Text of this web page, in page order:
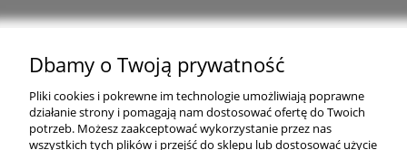
Natural Home Decor | E-mail: sklep at naturalhomedecor.pl | Tel.:
507 707 299
| NIP: 7971800592 | REGON: 381429127
Copyright © 2026 - Naturalhomedecor.pl
Dbamy o Twoją prywatność
Pliki cookies i pokrewne im technologie umożliwiają poprawne
działanie strony i pomagają nam dostosować ofertę do Twoich
potrzeb. Możesz zaakceptować wykorzystanie przez nas
wszystkich tych plików i przejść do sklepu lub dostosować użycie